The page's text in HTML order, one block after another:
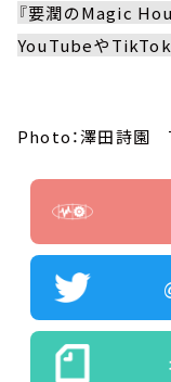
『要潤のMagic
YouTubeやTikTok
Photo：澤田詩園